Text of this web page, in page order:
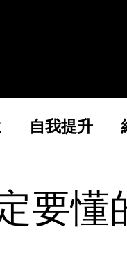
自我提升
要懂